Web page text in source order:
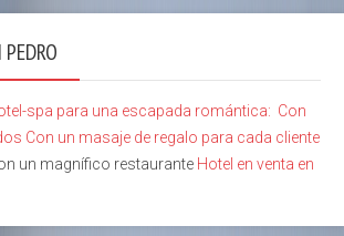
spa para una escapada romántica: Con
Con un masaje de regalo para cada cliente
un magnífico restaurante Hotel en venta en